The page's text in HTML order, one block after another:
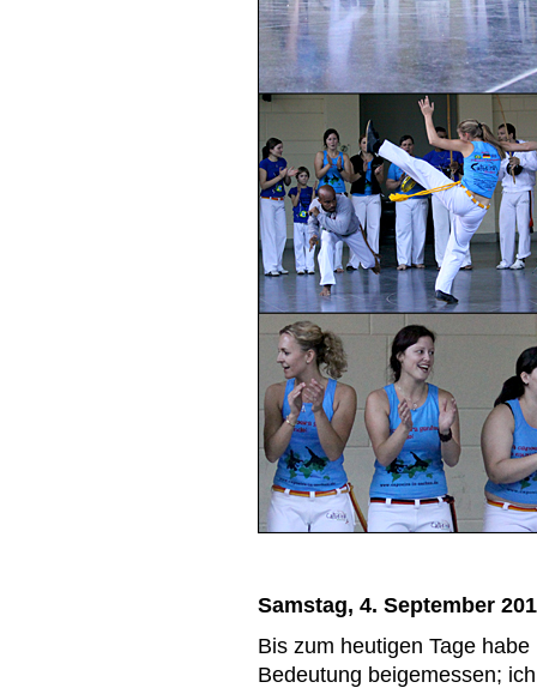
Samstag, 4. September
Bis zum heutigen Tage
Bedeutung beigemessen;